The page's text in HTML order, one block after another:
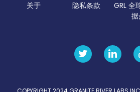
关于 隐私条款
GRL 全
据